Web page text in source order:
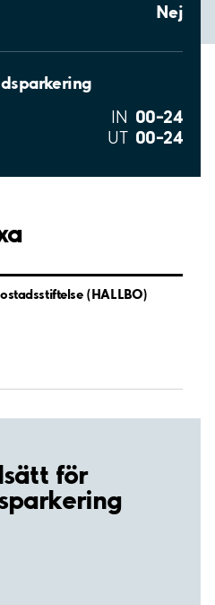
Nej
IN 00–24
UT 00–24
(HALLBO)
för